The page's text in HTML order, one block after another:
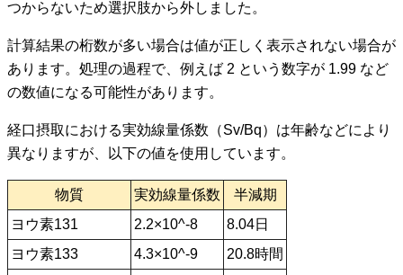
つからないため選択肢から外しました。
計算結果の桁数が多い場合は値が正しく表示されない場合が
あります。処理の過程で、例えば 2 という数字が 1.99 など
の数値になる可能性があります。
経口摂取における実効線量係数（Sv/Bq）は年齢などにより
異なりますが、以下の値を使用しています。
物質 実効線量係数
半減期
ヨウ素131
2.2×10^-8
8.04日
ヨウ素133
4.3×10^-9
20.8時間